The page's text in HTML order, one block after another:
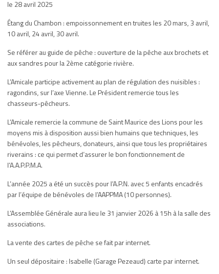
le 28 avril 2025
Étang du Chambon : empoissonnement en truites les 20 mars, 3 avril,
10 avril, 24 avril, 30 avril.
Se référer au guide de pêche : ouverture de la pêche aux brochets et
aux sandres pour la 2ème catégorie rivière.
L’Amicale participe activement au plan de régulation des nuisibles :
ragondins, sur l’axe Vienne. Le Président remercie tous les
chasseurs-pêcheurs.
L’Amicale remercie la commune de Saint Maurice des Lions pour les
moyens mis à disposition aussi bien humains que techniques, les
bénévoles, les pêcheurs, donateurs, ainsi que tous les propriétaires
riverains : ce qui permet d’assurer le bon fonctionnement de
l’A.A.P.P.M.A.
L’année 2025 a été un succès pour l’A.P.N. avec 5 enfants encadrés
par l’équipe de bénévoles de l’AAPPMA (10 personnes).
L’Assemblée Générale aura lieu le 31 janvier 2026 à 15h à la salle des
associations.
La vente des cartes de pêche se fait par internet.
Un seul dépositaire : Isabelle (Garage Pezeaud) carte par internet.